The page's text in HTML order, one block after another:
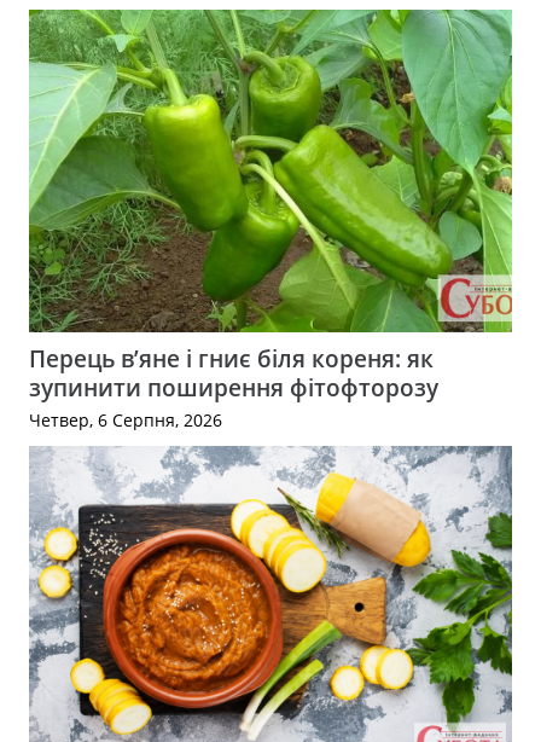
Перець в’яне і гниє біля кореня: як
зупинити поширення фітофторозу
Четвер, 6 Серпня, 2026